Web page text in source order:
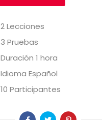
2Lecciones
3 Pruebas
Duración 1 hora
Idioma Español
10 Participantes